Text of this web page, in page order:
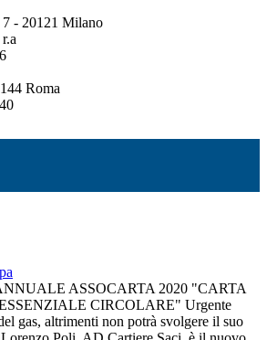
- 20121 Milano
Roma
ASSOCARTA 2020 "CARTA
CIRCOLARE" Urgente
gas, altrimenti non potrà svolgere il suo